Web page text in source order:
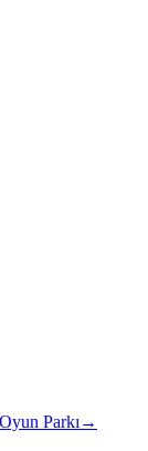
Parkı →